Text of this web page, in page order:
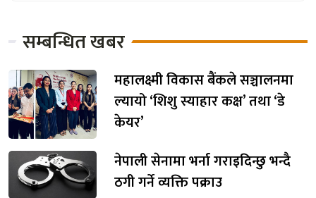
सम्बन्धित खबर
महालक्ष्मी विकास बैंकले सञ्चालनमा
ल्यायो ‘शिशु स्याहार कक्ष’ तथा ‘डे
केयर’
नेपाली सेनामा भर्ना गराइदिन्छु भन्दै
ठगी गर्ने व्यक्ति पक्राउ